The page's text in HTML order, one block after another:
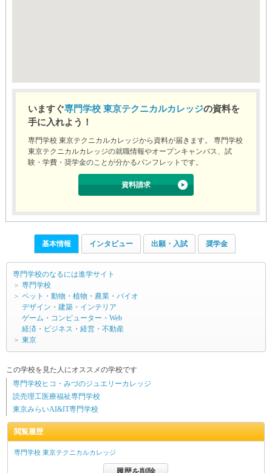
いますぐ専門学校 東京テクニカルカレッジの資料を
手に入れよう！
専門学校 東京テクニカルカレッジから資料が届きます。 専門学校
東京テクニカルカレッジの就職情報やオープンキャンパス、試
験・学費・奨学金のことが分かるパンフレットです。
資料請求
基本情報 インタビュー 出願・入試 奨学金
専門学校のなるには進学サイト
＞ 専門学校
＞ ペット・動物・植物・農業・バイオ
デザイン・建築・インテリア
ゲーム・コンピューター・Web
経済・ビジネス・経営・不動産
＞ 東京
この学校を見た人にオススメの学校です
専門学校ヒコ・みづのジュエリーカレッジ
読売理工医療福祉専門学校
東京みらいAI&IT専門学校
閲覧履歴
専門学校 東京テクニカルカレッジ